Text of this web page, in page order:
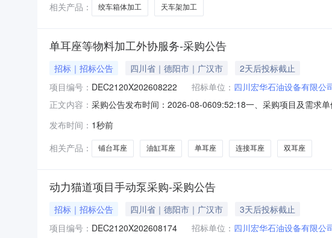
相关产品：
绞车箱体加工 天车架加工
单耳座等物料加工外协服务-采购公告
招标｜招标公告 四川省｜德阳市｜广汉市
2天后投标截止
项目编号： DEC2120X202608222 招标单位： 四川宏华石油设备有限公
正文内容： 采购公告发布时间：2026-08-0609:52:18一、采购项目及需求
法访问东方电气集中采购管理平台网址：，登录系统。报价路
发布时间： 1秒前
相关产品：
铺台耳座 油缸耳座 单耳座 连接耳座 双耳座
动力猫道项目手动泵采购-采购公告
招标｜招标公告 四川省｜德阳市｜广汉市
3天后投标截止
项目编号： DEC2120X202608174 招标单位： 四川宏华石油设备有限公